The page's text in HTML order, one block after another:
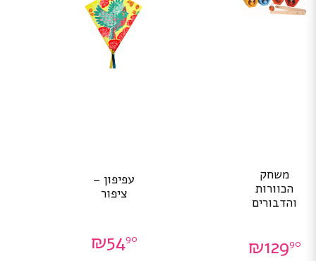
משחק
הכוורות
והדבורים
₪12990
עפיפון –
ציפור
₪5490